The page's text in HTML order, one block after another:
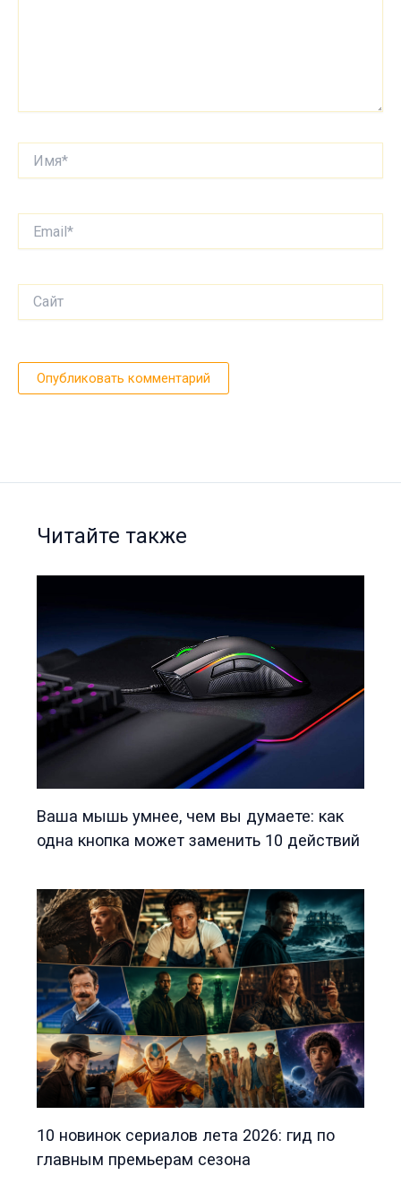
Читайте также
Ваша мышь умнее, чем вы думаете: как
одна кнопка может заменить 10 действий
10 новинок сериалов лета 2026: гид по
главным премьерам сезона